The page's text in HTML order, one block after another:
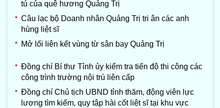
tú của quê hương Quảng Trị
Câu lạc bộ Doanh nhân Quảng Trị tri ân các anh
hùng liệt sĩ
Mở lối liên kết vùng từ sân bay Quảng Trị
Đồng chí Bí thư Tỉnh ủy kiểm tra tiến độ thi công các
công trình trường nội trú liên cấp
Đồng chí Chủ tịch UBND tỉnh thăm, động viên lực
lượng tìm kiếm, quy tập hài cốt liệt sĩ tại khu vực